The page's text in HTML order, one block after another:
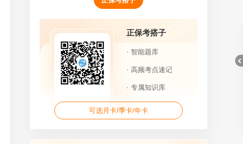
正保考搭子
· 智能题库
· 高频考点速记
· 专属知识库
可选月卡/季卡/年卡